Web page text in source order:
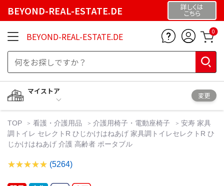
BEYOND-REAL-ESTATE.DE 詳しくは
こちら
BEYOND-REAL-ESTATE.DE 0
マイストア
変更
TOP 看護・介護用品 介護用椅子・電動座椅子
安寿 家具
調トイレ セレクトR ひじかけはねあげ 家具調トイレセレクトR ひ
じかけはねあげ 介護 高齢者 ポータブル
(5264)